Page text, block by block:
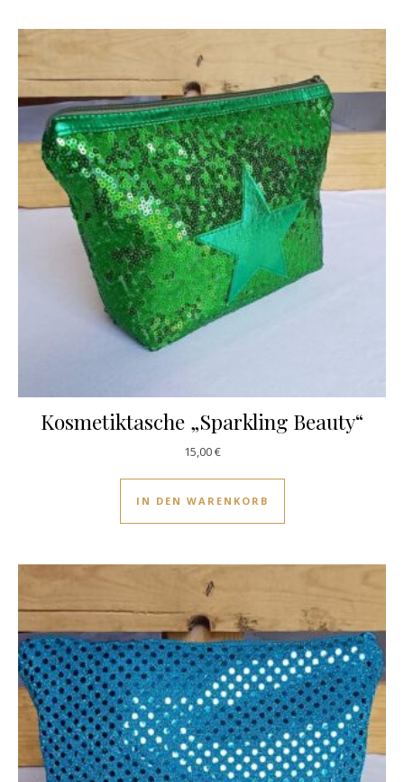
Kosmetiktasche „Sparkling Beauty“
15,00€
IN DEN WARENKORB